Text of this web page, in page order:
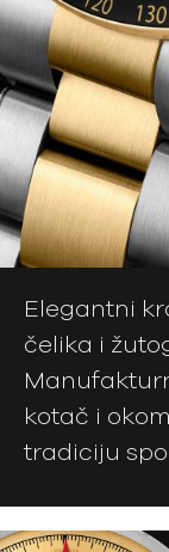
Elegantni
čelika i
kotač i
tradiciju